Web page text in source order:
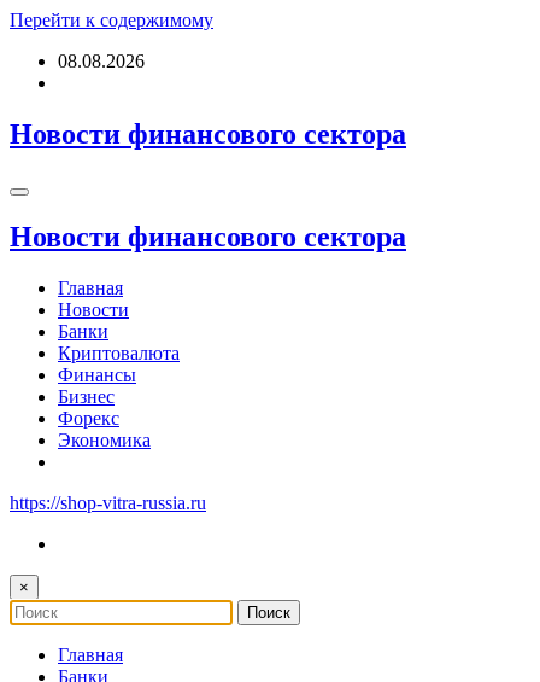
Перейти к содержимому
08.08.2026
Новости финансового сектора
Новости финансового сектора
Главная
Новости
Банки
Криптовалюта
Финансы
Бизнес
Форекс
Экономика
https://shop-vitra-russia.ru
×
Главная
Банки